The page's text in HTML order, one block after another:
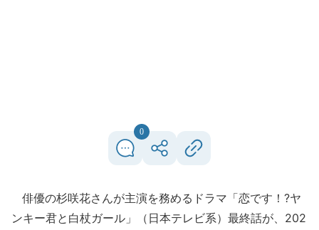
0
俳優の杉咲花さんが主演を務めるドラマ「恋です！?ヤ
ンキー君と白杖ガール」（日本テレビ系）最終話が、202